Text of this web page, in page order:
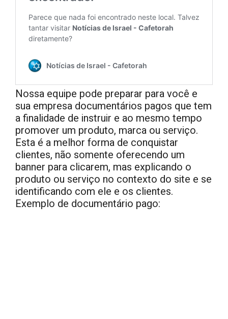
Nossa equipe pode preparar para você e
sua empresa documentários pagos que tem
a finalidade de instruir e ao mesmo tempo
promover um produto, marca ou serviço.
Esta é a melhor forma de conquistar
clientes, não somente oferecendo um
banner para clicarem, mas explicando o
produto ou serviço no contexto do site e se
identificando com ele e os clientes.
Exemplo de documentário pago: